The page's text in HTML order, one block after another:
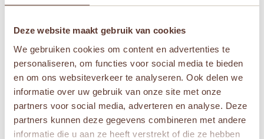
Deze website maakt gebruik van cookies
We gebruiken cookies om content en advertenties te
personaliseren, om functies voor social media te bieden
en om ons websiteverkeer te analyseren. Ook delen we
informatie over uw gebruik van onze site met onze
partners voor social media, adverteren en analyse. Deze
partners kunnen deze gegevens combineren met andere
informatie die u aan ze heeft verstrekt of die ze hebben
Leeftijden
Vanaf 12 jaar
Gerelateerde producten
Aanbieding! Aanbieding!